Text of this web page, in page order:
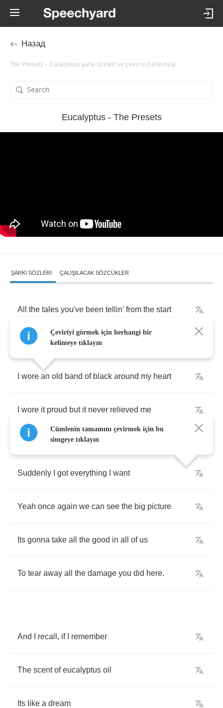
Назад
The Presets – Eucalyptus şarkı sözleri ve çevirisi (tıklatınca)
Eucalyptus - The Presets
ŞARKI SÖZLERI ÇALIŞILACAK SÖZCÜKLER
All the tales you've been tellin' from the start
Said 'em loud but I never
wore an old band of black around my heart
wore it proud but it never relieved me
Suddenly got everything want
Yeah once again we can see the big picture
Its gonna take all the good in all of us
To tear away all the damage you did here.
And recall , if remember
The scent of eucalyptus oil
Its like a dream
Çeviriyi görmek için herhangi bir
kelimeye tıklayın
Cümlenin tamamını çevirmek için bu
simgeye tıklayın